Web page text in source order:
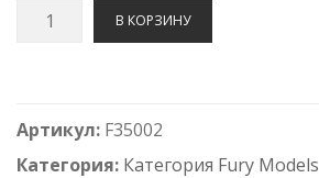
Количество
TANK
M3/M3A1/M5
В КОРЗИНУ
Артикул: F35002
Категория: Категория Fury Models